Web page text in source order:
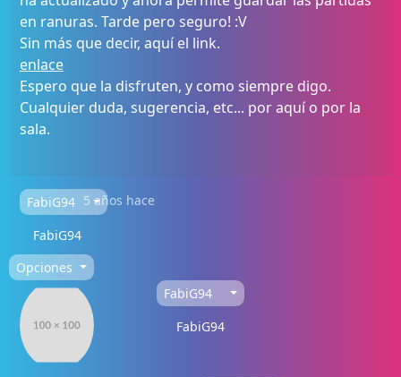
en ranuras. Tarde pero seguro! :V
Sin más que decir, aquí el link.
enlace
Espero que la disfruten, y como siempre digo.
Cualquier duda, sugerencia, etc... por aquí o por la
sala.
FabiG94
FabiG94
5 años hace
Opciones
FabiG94
FabiG94